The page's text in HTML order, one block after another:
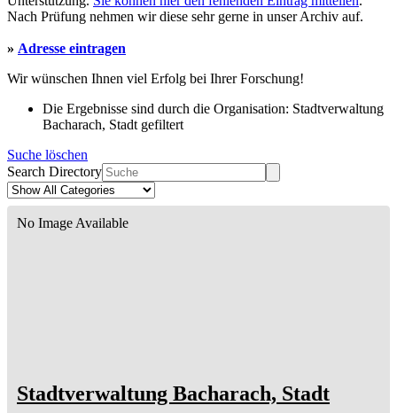
Nach Prüfung nehmen wir diese sehr gerne in unser Archiv auf.
» Adresse eintragen
Wir wünschen Ihnen viel Erfolg bei Ihrer Forschung!
Die Ergebnisse sind durch die Organisation: Stadtverwaltung
Bacharach, Stadt gefiltert
Suche löschen
Search Directory
No Image Available
Stadtverwaltung Bacharach, Stadt